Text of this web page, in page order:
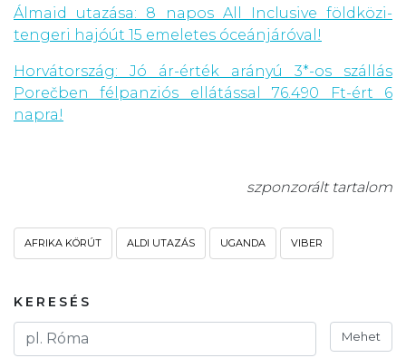
Álmaid utazása: 8 napos All Inclusive földközi-
tengeri hajóút 15 emeletes óceánjáróval!
Horvátország: Jó ár-érték arányú 3*-os szállás
Porečben félpanziós ellátással 76.490 Ft-ért 6
napra!
szponzorált tartalom
AFRIKA KÖRÚT ALDI UTAZÁS UGANDA VIBER
KERESÉS
Mehet